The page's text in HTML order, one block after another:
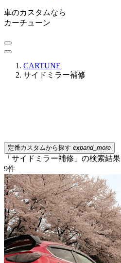
車のカスタムなら
カーチューン
CARTUNE
サイドミラー補修
定番カスタムから探す expand_more
「サイドミラー補修」の検索結果
9件